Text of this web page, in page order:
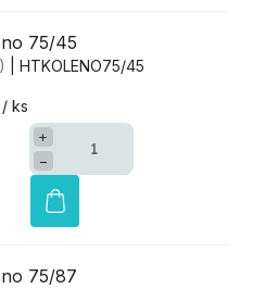
75/45
| HTKOLENO75/45
ks
+
−
75/87